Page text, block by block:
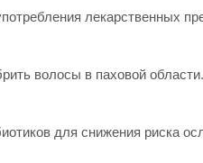
лекарственных
волосы в паховой области.
для снижения риска